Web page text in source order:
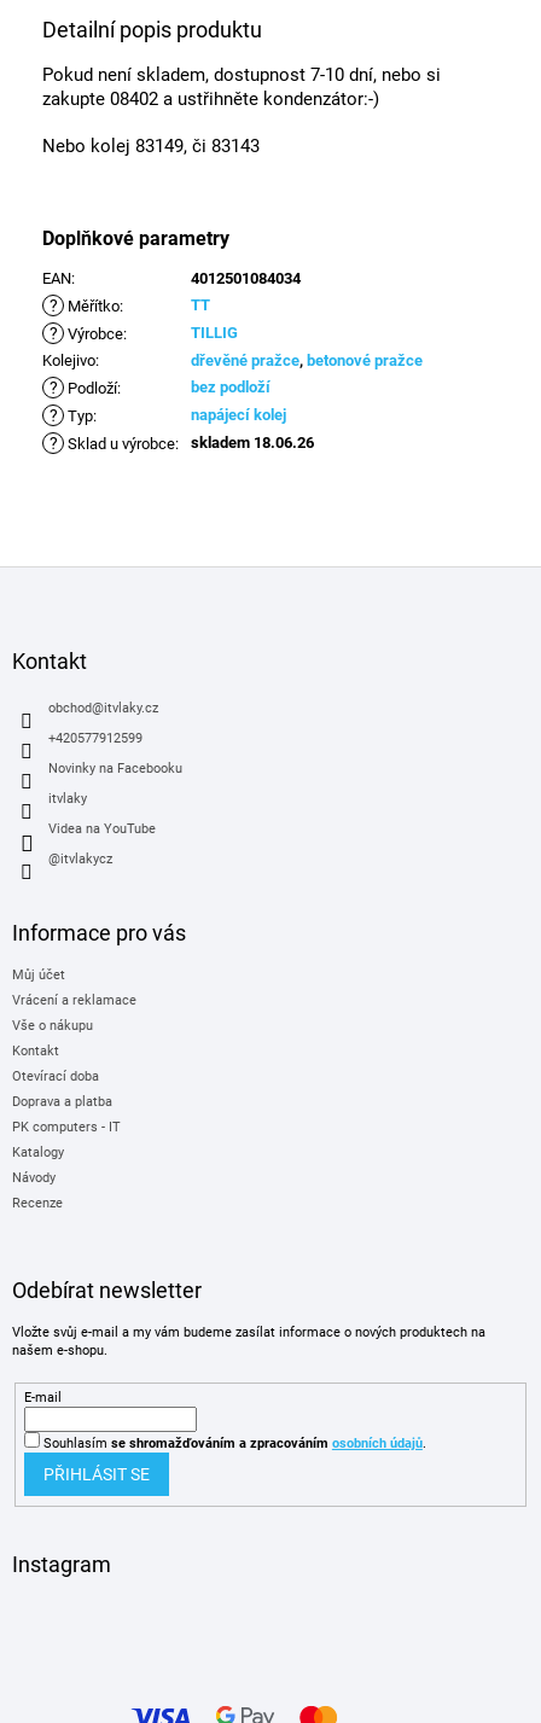
Detailní popis produktu
Pokud není skladem, dostupnost 7-10 dní, nebo si
zakupte 08402 a ustřihněte kondenzátor:-)
Nebo kolej 83149, či 83143
Doplňkové parametry
EAN: 4012501084034
? Měřítko: TT
? Výrobce:
TILLIG
Kolejivo: dřevěné pražce, betonové pražce
? Podloží: bez podloží
? Typ: napájecí kolej
? Sklad u výrobce: skladem 18.06.26
Kontakt
obchod@itvlaky.cz
+420577912599
Novinky na Facebooku
itvlaky
Videa na YouTube
@itvlakycz
Informace pro vás
Můj účet
Vrácení a reklamace
Vše o nákupu
Kontakt
Otevírací doba
Doprava a platba
PK computers - IT
Katalogy
Návody
Recenze
Odebírat newsletter
Vložte svůj e-mail a my vám budeme zasílat informace o nových produktech na
našem e-shopu.
E-mail
Souhlasím se shromažďováním a zpracováním osobních údajů.
PŘIHLÁSIT SE
Instagram